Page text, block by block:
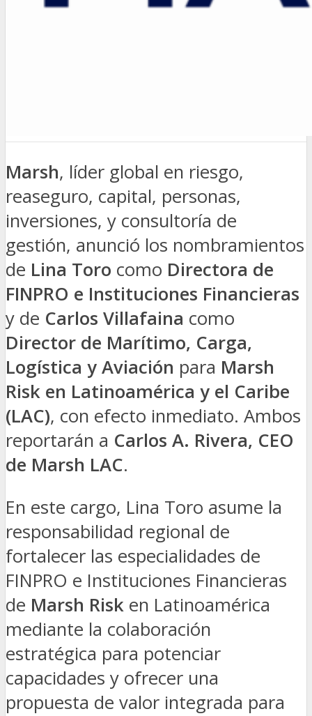
Marsh, líder global en riesgo,
reaseguro, capital, personas,
inversiones, y consultoría de
gestión, anunció los nombramientos
de Lina Toro como Directora de
FINPRO e Instituciones Financieras
y de Carlos Villafaina como
Director de Marítimo, Carga,
Logística y Aviación para Marsh
Risk en Latinoamérica y el Caribe
(LAC), con efecto inmediato. Ambos
reportarán a Carlos A. Rivera, CEO
de Marsh LAC.
En este cargo, Lina Toro asume la
responsabilidad regional de
fortalecer las especialidades de
FINPRO e Instituciones Financieras
de Marsh Risk en Latinoamérica
mediante la colaboración
estratégica para potenciar
capacidades y ofrecer una
propuesta de valor integrada para